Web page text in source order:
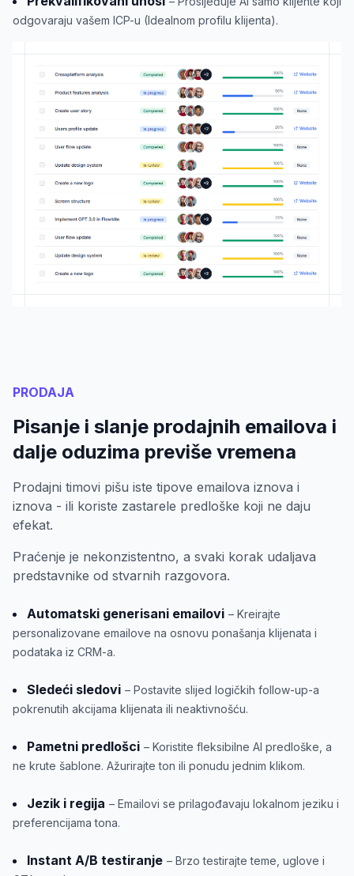
odgovaraju vašem ICP-u (Idealnom profilu klijenta).
PRODAJA
Pisanje i slanje prodajnih emailova i
dalje oduzima previše vremena
Prodajni timovi pišu iste tipove emailova iznova i
iznova - ili koriste zastarele predloške koji ne daju
efekat.
Praćenje je nekonzistentno, a svaki korak udaljava
predstavnike od stvarnih razgovora.
Automatski generisani emailovi – Kreirajte
personalizovane emailove na osnovu ponašanja klijenata i
podataka iz CRM-a.
Sledeći sledovi – Postavite slijed logičkih follow-up-a
pokrenutih akcijama klijenata ili neaktivnošću.
Pametni predlošci – Koristite fleksibilne AI predloške, a
ne krute šablone. Ažurirajte ton ili ponudu jednim klikom.
Jezik i regija – Emailovi se prilagođavaju lokalnom jeziku i
preferencijama tona.
Instant A/B testiranje – Brzo testirajte teme, uglove i